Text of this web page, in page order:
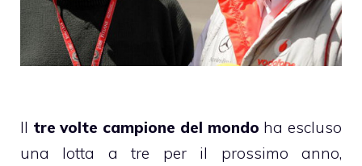
Il tre volte campione del mondo ha escluso
una lotta a tre per il prossimo anno,